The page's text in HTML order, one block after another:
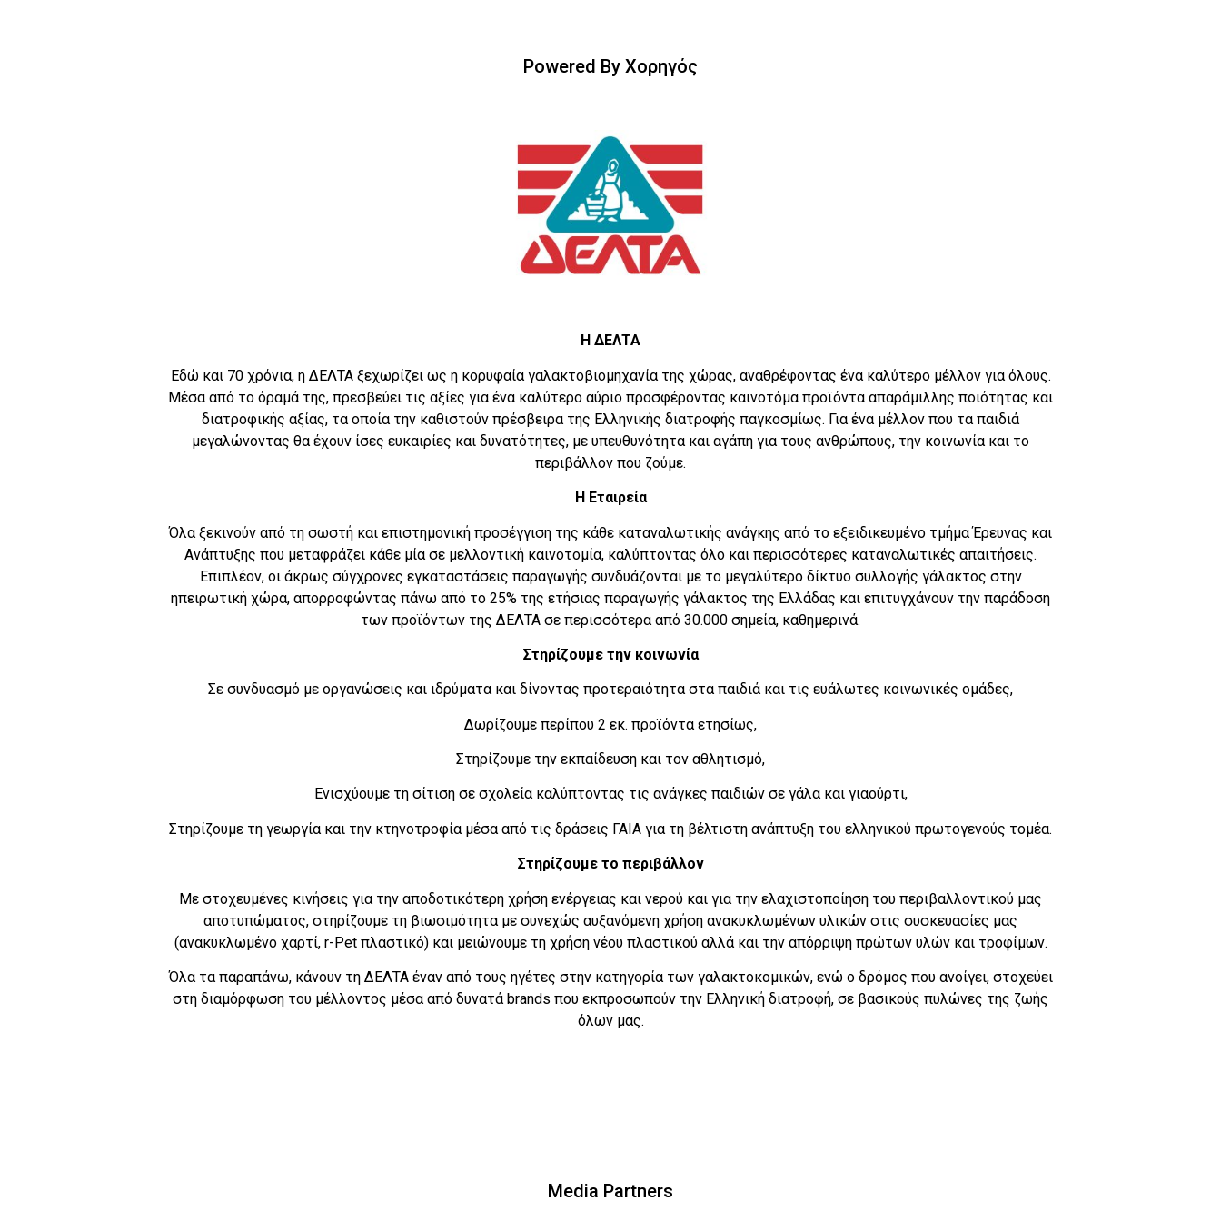
Powered By Χορηγός
Η ΔΕΛΤΑ
Εδώ και 70 χρόνια, η ΔΕΛΤΑ ξεχωρίζει ως η κορυφαία γαλακτοβιομηχανία της χώρας, αναθρέφοντας ένα καλύτερο μέλλον για όλους.
Μέσα από το όραμά της, πρεσβεύει τις αξίες για ένα καλύτερο αύριο προσφέροντας καινοτόμα προϊόντα απαράμιλλης ποιότητας και
διατροφικής αξίας, τα οποία την καθιστούν πρέσβειρα της Ελληνικής διατροφής παγκοσμίως. Για ένα μέλλον που τα παιδιά
μεγαλώνοντας θα έχουν ίσες ευκαιρίες και δυνατότητες, με υπευθυνότητα και αγάπη για τους ανθρώπους, την κοινωνία και το
περιβάλλον που ζούμε.
Η Εταιρεία
Όλα ξεκινούν από τη σωστή και επιστημονική προσέγγιση της κάθε καταναλωτικής ανάγκης από το εξειδικευμένο τμήμα Έρευνας και
Ανάπτυξης που μεταφράζει κάθε μία σε μελλοντική καινοτομία, καλύπτοντας όλο και περισσότερες καταναλωτικές απαιτήσεις.
Επιπλέον, οι άκρως σύγχρονες εγκαταστάσεις παραγωγής συνδυάζονται με το μεγαλύτερο δίκτυο συλλογής γάλακτος στην
ηπειρωτική χώρα, απορροφώντας πάνω από το 25% της ετήσιας παραγωγής γάλακτος της Ελλάδας και επιτυγχάνουν την παράδοση
των προϊόντων της ΔΕΛΤΑ σε περισσότερα από 30.000 σημεία, καθημερινά.
Στηρίζουμε την κοινωνία
Σε συνδυασμό με οργανώσεις και ιδρύματα και δίνοντας προτεραιότητα στα παιδιά και τις ευάλωτες κοινωνικές ομάδες,
Δωρίζουμε περίπου 2 εκ. προϊόντα ετησίως,
Στηρίζουμε την εκπαίδευση και τον αθλητισμό,
Ενισχύουμε τη σίτιση σε σχολεία καλύπτοντας τις ανάγκες παιδιών σε γάλα και γιαούρτι,
Στηρίζουμε τη γεωργία και την κτηνοτροφία μέσα από τις δράσεις ΓΑΙΑ για τη βέλτιστη ανάπτυξη του ελληνικού πρωτογενούς τομέα.
Στηρίζουμε το περιβάλλον
Με στοχευμένες κινήσεις για την αποδοτικότερη χρήση ενέργειας και νερού και για την ελαχιστοποίηση του περιβαλλοντικού μας
αποτυπώματος, στηρίζουμε τη βιωσιμότητα με συνεχώς αυξανόμενη χρήση ανακυκλωμένων υλικών στις συσκευασίες μας
(ανακυκλωμένο χαρτί, r-Pet πλαστικό) και μειώνουμε τη χρήση νέου πλαστικού αλλά και την απόρριψη πρώτων υλών και τροφίμων.
Όλα τα παραπάνω, κάνουν τη ΔΕΛΤΑ έναν από τους ηγέτες στην κατηγορία των γαλακτοκομικών, ενώ ο δρόμος που ανοίγει, στοχεύει
στη διαμόρφωση του μέλλοντος μέσα από δυνατά brands που εκπροσωπούν την Ελληνική διατροφή, σε βασικούς πυλώνες της ζωής
όλων μας.
Media Partners